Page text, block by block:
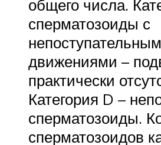
общего числа.
сперматозоиды с
движениями –
практически
Категория D –
сперматозоиды.
сперматозоидов